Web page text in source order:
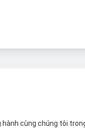
cùng chúng tôi